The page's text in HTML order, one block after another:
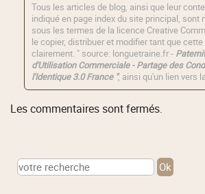
Tous les articles de blog, ainsi que leur
indiqué en page index du site principal, sont
sous les termes de la licence Creative
le copier, distribuer et modifier tant que
clairement. " source: longuetraine.fr -
d'Utilisation Commerciale - Partage des
l'Identique 3.0 France ", ainsi qu'un lien vers
Les commentaires sont fermés.